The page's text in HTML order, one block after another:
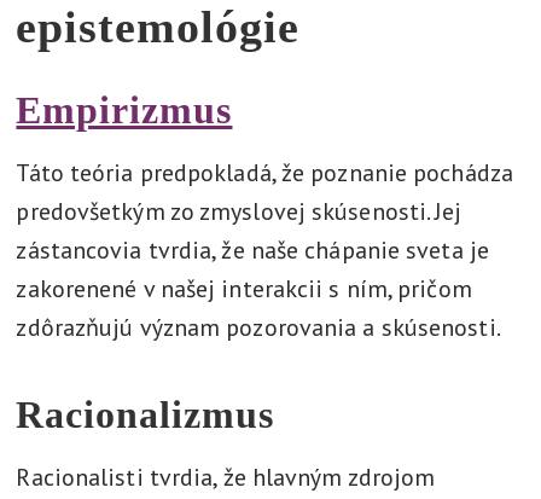
epistemológie
Empirizmus
Táto teória predpokladá, že poznanie pochádza
predovšetkým zo zmyslovej skúsenosti. Jej
zástancovia tvrdia, že naše chápanie sveta je
zakorenené v našej interakcii s ním, pričom
zdôrazňujú význam pozorovania a skúsenosti.
Racionalizmus
Racionalisti tvrdia, že hlavným zdrojom